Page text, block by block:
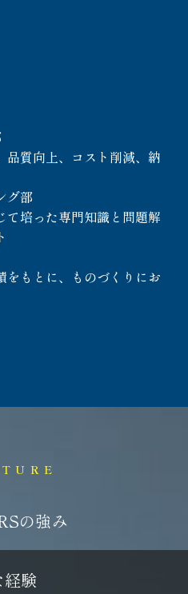
品質向上、コスト削減、納
グ部
て培った専門知識と問題解
をもとに、ものづくりにお
Sの強み
経験